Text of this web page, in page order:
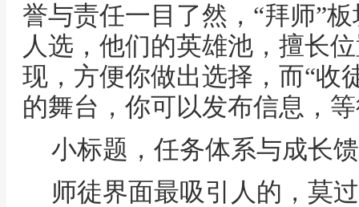
誉与责任一目了然，“拜师”
人选，他们的英雄池，擅长
现，方便你做出选择，而“收
的舞台，你可以发布信息，
小标题，任务体系与成长
师徒界面最吸引人的，莫